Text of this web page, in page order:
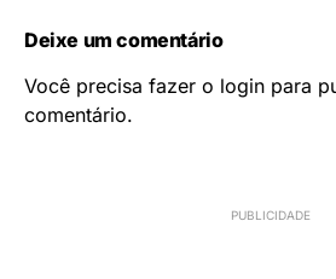
Deixe um comentário
Você precisa fazer o login para
comentário.